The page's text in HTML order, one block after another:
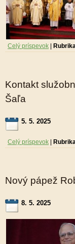
Celý príspevok
Kontakt
Šaľa
5. 5. 2025
Celý príspevok
Nový pápež
8. 5. 2025